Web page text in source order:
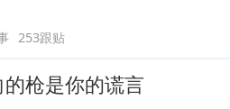
253跟贴
的枪是你的谎言